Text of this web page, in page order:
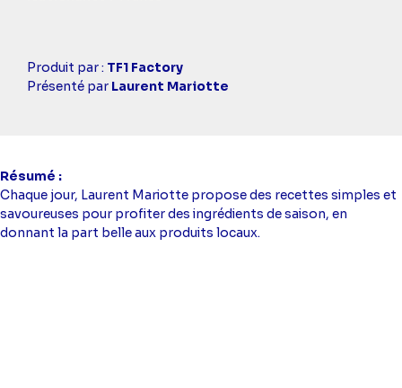
Casting
simba
Produit par : TF1 Factory
Présenté par Laurent Mariotte
Résumé
Chaque jour, Laurent Mariotte propose des recettes simples et
savoureuses pour profiter des ingrédients de saison, en
donnant la part belle aux produits locaux.